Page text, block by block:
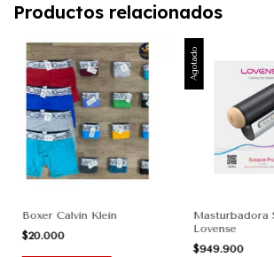
Productos relacionados
Boxer Calvin Klein
$20.000
Agotado
Masturbadora
Lovense
$949.900